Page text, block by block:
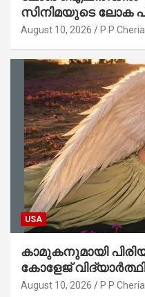
സിനിമയുടെ ലോക
ഓഗസ്റ്റ് 29-ന്
August 10, 2026 P P
USA
കാമുകനുമായി
കോളേജ്
August 10, 2026 P P